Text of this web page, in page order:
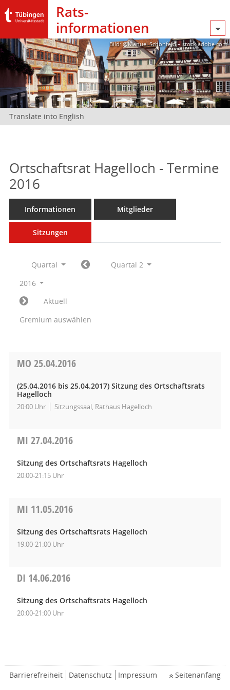
Rats­
informationen
Bild: @Manuel Schönfeld – stock.adobe.com
Translate into English
Ortschaftsrat Hagelloch - Termine
2016
Informationen Mitglieder
Sitzungen
Quartal
Quartal 2
2016
Aktuell
Gremium auswählen
MO 25.04.2016
(25.04.2016 bis 25.04.2017)Sitzung des Ortschaftsrats
Hagelloch
20:00 Uhr Sitzungssaal, Rathaus Hagelloch
MI 27.04.2016
Sitzung des Ortschaftsrats Hagelloch
20:00-21:15 Uhr
MI 11.05.2016
Sitzung des Ortschaftsrats Hagelloch
19:00-21:00 Uhr
DI 14.06.2016
Sitzung des Ortschaftsrats Hagelloch
20:00-21:00 Uhr
Barrierefreiheit Datenschutz Impressum Seitenanfang